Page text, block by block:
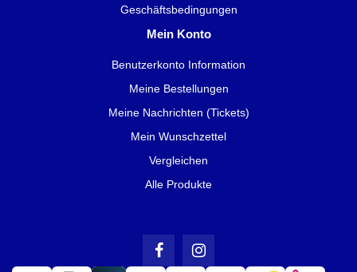
Geschäftsbedingungen
Mein Konto
Benutzerkonto Information
Meine Bestellungen
Meine Nachrichten (Tickets)
Mein Wunschzettel
Vergleichen
Alle Produkte